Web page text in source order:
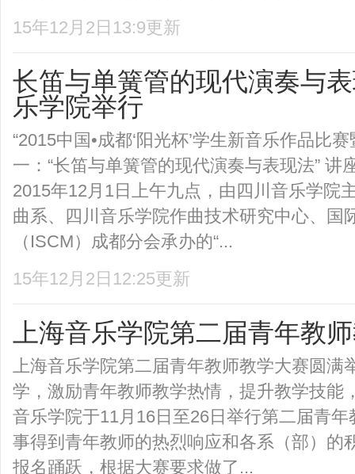
15年12月2日13:9更新
长笛与单簧管的现代演奏与
乐学院举行
“2015中国•成都‘阳光杯’学生新音乐作品比
一：“长笛与单簧管的现代演奏与表现法”
2015年12月1日上午九点，由四川音乐学院
曲系、四川音乐学院作曲技术研究中心、国
（ISCM）成都分会承办的“...
15年12月2日12:25更新
上海音乐学院第二届青年教
上海音乐学院第二届青年教师教学大赛圆
学，激励青年教师教学热情，提升教学技能
音乐学院于11月16日至26日举行第二届青
事得到青年教师的热烈响应和各系（部）的
报名踊跃，根据大赛要求做了...